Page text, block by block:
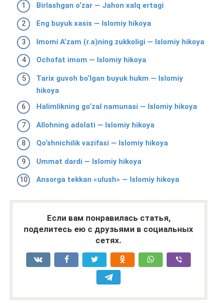
Birlashgan o‘zar — Jahon xalq ertagi
Eng buyuk xasis — Islomiy hikoya
Imomi A’zam (r.a)ning zukkoligi — Islomiy hikoya
Ochofat imom — Islomiy hikoya
Tarix guvoh bo‘lgan buyuk hukm — Islomiy
hikoya
Halimlikning go‘zal namunasi — Islomiy hikoya
Allohning adolati — Islomiy hikoya
Qo‘shnichilik vazifasi — Islomiy hikoya
Ummat dardi — Islomiy hikoya
Ansorga tekkan «ulush» — Islomiy hikoya
Если вам понравилась статья,
поделитесь ею с друзьями в социальных
сетях.